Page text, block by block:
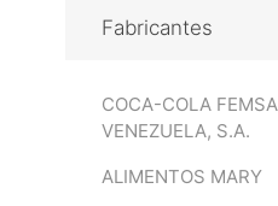
Fabricantes
COCA-COLA
VENEZUELA, S.A.
ALIMENTOS MARY